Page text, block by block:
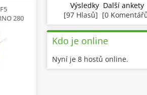
280
Výsledky Další ankety
[97 Hlasů] [0
Kdo je online
Nyní je 8 hostů online.